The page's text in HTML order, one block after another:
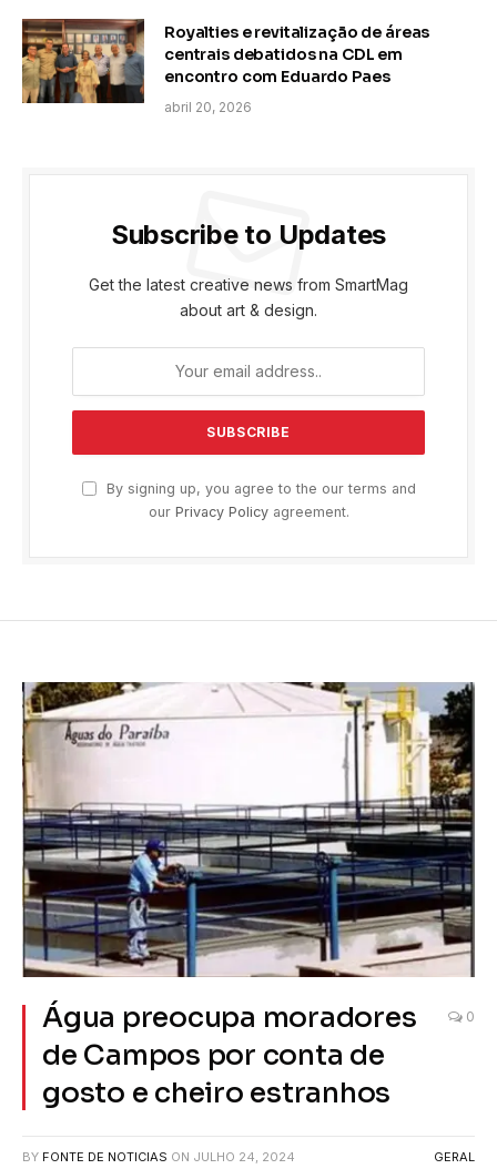
Royalties e revitalização de áreas
centrais debatidos na CDL em
encontro com Eduardo Paes
abril 20, 2026
Subscribe to Updates
Get the latest creative news from SmartMag
about art & design.
By signing up, you agree to the our terms and
our Privacy Policyagreement.
Água preocupa moradores
de Campos por conta de
gosto e cheiro estranhos
0
BY FONTE DE NOTICIAS ON JULHO 24, 2024 GERAL